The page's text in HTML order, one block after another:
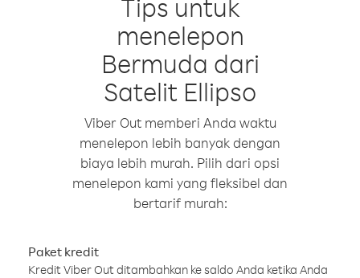
Tips untuk
menelepon
Bermuda dari
Satelit Ellipso
Viber Out memberi Anda waktu
menelepon lebih banyak dengan
biaya lebih murah. Pilih dari opsi
menelepon kami yang fleksibel dan
bertarif murah:
Paket kredit
Kredit Viber Out ditambahkan ke saldo Anda ketika Anda